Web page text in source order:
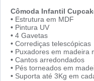
Cômoda Infantil
• Estrutura em MDF
• Pintura UV
• 4 Gavetas
• Corrediças telescópicas
• Puxadores em madeira
• Cantos arredondados
• Pés torneados em
• Suporta até 3Kg em